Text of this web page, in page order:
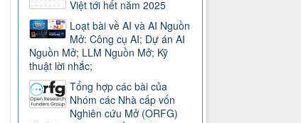
Việt tới hết năm 2025
Loạt bài về AI và AI Nguồn
Mở: Công cụ AI; Dự án AI
Nguồn Mở; LLM Nguồn Mở; Kỹ
thuật lời nhắc;
Tổng hợp các bài của
Nhóm các Nhà cấp vốn
Nghiên cứu Mở (ORFG)